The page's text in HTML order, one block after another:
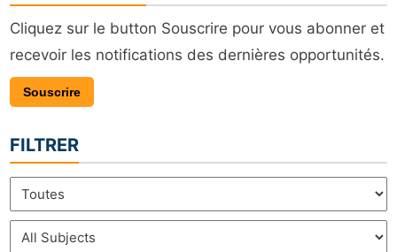
Cliquez sur le button Souscrire pour vous abonner et
recevoir les notifications des dernières opportunités.
Souscrire
FILTRER